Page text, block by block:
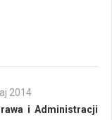
2014
i Administracji